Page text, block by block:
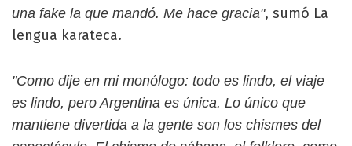
una fake la que mandó. Me hace gracia", sumó La
lengua karateca.
"Como dije en mi monólogo: todo es lindo, el viaje
es lindo, pero Argentina es única. Lo único que
mantiene divertida a la gente son los chismes del